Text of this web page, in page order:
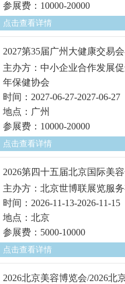
参展费：10000-20000
点击查看详情
2027第35届广州大健康交易
主办方：中小企业合作发展
年保健协会
时间：2027-06-27-2027-06-27
地点：广州
参展费：10000-20000
点击查看详情
2026第四十五届北京国际美
主办方：北京世博联展览服
时间：2026-11-13-2026-11-15
地点：北京
参展费：5000-10000
点击查看详情
2026北京美容博览会/2026北